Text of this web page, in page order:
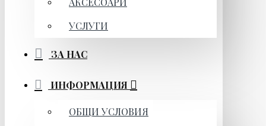
УСЛУГИ
ЗА НАС
ИНФОРМАЦИЯ
ОБЩИ УСЛОВИЯ